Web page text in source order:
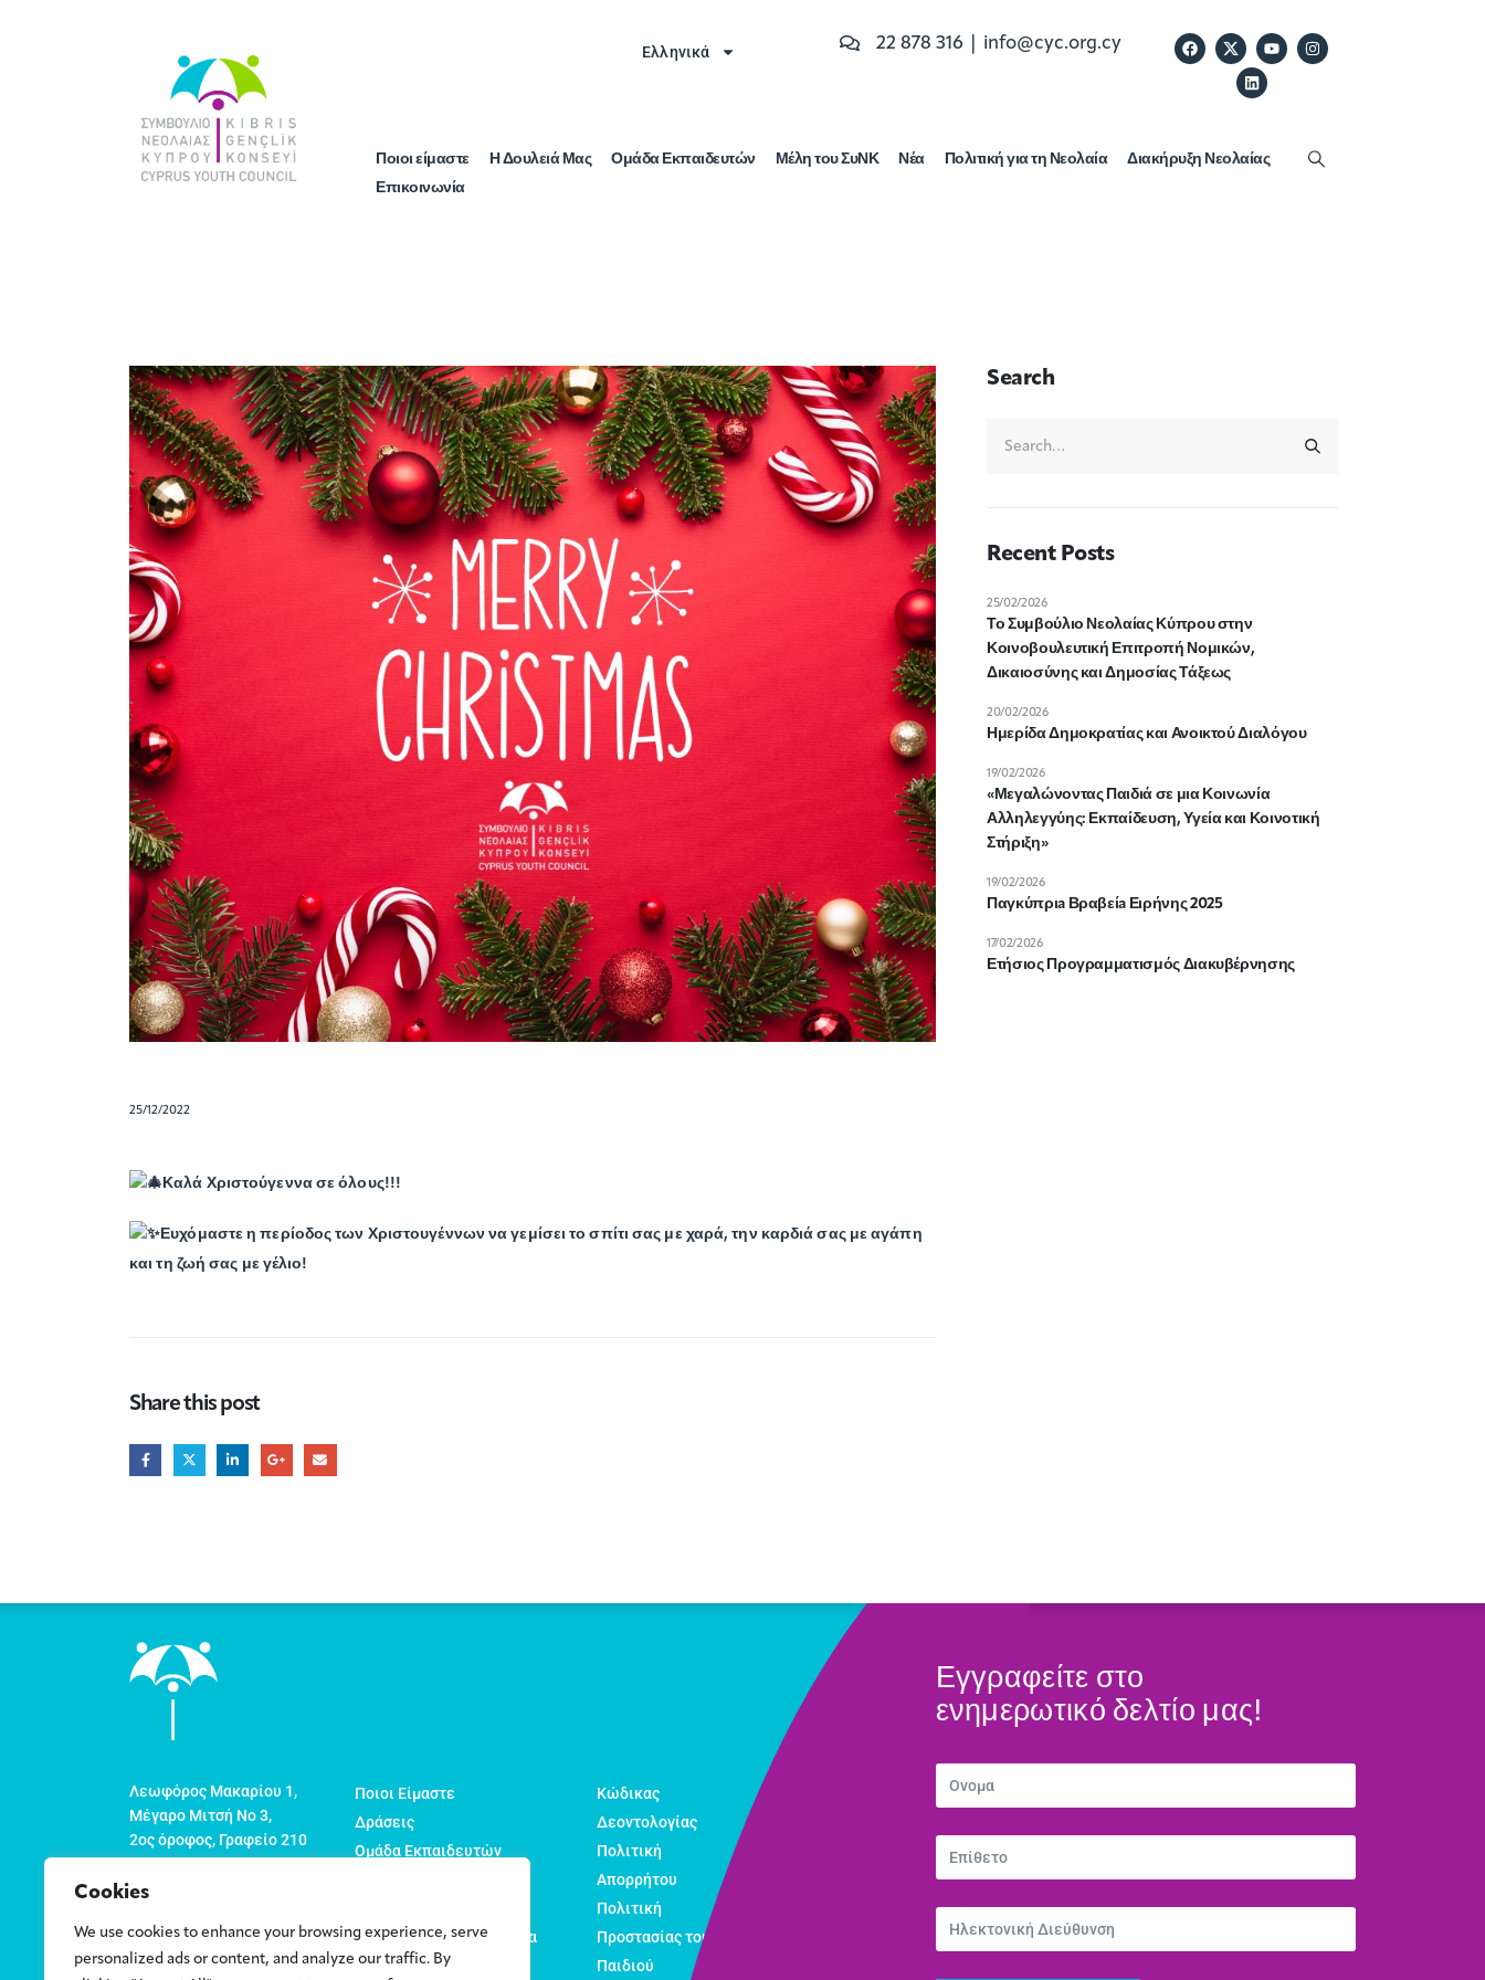
Cookies
We use cookies to enhance your browsing experience, serve
personalized ads or content, and analyze our traffic. By
Ελληνικά 22 878 316 | info@cyc.org.cy
Ποιοι είμαστε Η Δουλειά Μας Ομάδα Εκπαιδευτών Μέλη του ΣυΝΚ Νέα Πολιτική για τη Νεολαία
Διακήρυξη Νεολαίας
Επικοινωνία
25/12/2022
Καλά Χριστούγεννα σε όλους!!!
Ευχόμαστε η περίοδος των Χριστουγέννων να γεμίσει το σπίτι σας με χαρά, την καρδιά σας με αγάπη
και τη ζωή σας με γέλιο!
Share this post
Search
Recent Posts
Το Συμβούλιο Νεολαίας Κύπρου στην
Κοινοβουλευτική Επιτροπή Νομικών,
Δικαιοσύνης και Δημοσίας Τάξεως
25/02/2026
Ημερίδα Δημοκρατίας και Ανοικτού Διαλόγου
20/02/2026
«Μεγαλώνοντας Παιδιά σε μια Κοινωνία
Αλληλεγγύης: Εκπαίδευση, Υγεία και Κοινοτική
Στήριξη»
19/02/2026
Παγκύπριa Βραβείa Ειρήνης 2025
19/02/2026
Ετήσιος Προγραμματισμός Διακυβέρνησης
17/02/2026
Λεωφόρος Μακαρίου 1,
Μέγαρο Μιτσή Νο 3,
2ος όροφος, Γραφείο 210
1524 Λευκωσία
info@cyc.org.cy
Ποιοι Είμαστε
Δράσεις
Ομάδα Εκπαιδευτών
Πολιτική για την Νεολαία
Επικοινωνία
Κώδικας
Δεοντολογίας
Πολιτική
Απορρήτου
Πολιτική
Προστασίας του
Παιδιού
Εγγραφείτε στο
ενημερωτικό δελτίο μας!